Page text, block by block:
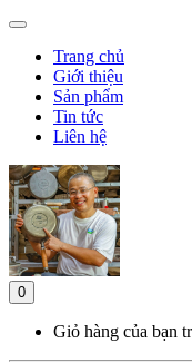
Trang chủ
Giới thiệu
Sản phẩm
Tin tức
Liên hệ
0
Giỏ hàng của bạn